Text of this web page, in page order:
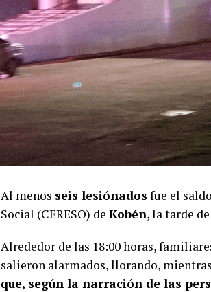
Al menos seis lesiónados fue el
Social (CERESO) de Kobén, la tarde
Alrededor de las 18:00 horas,
salieron alarmados, llorando,
que, según la narración de las